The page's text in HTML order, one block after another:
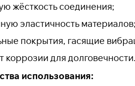
жёсткость соединения;
эластичность материалов;
покрытия, гасящие
коррозии для долговечности.
использования: